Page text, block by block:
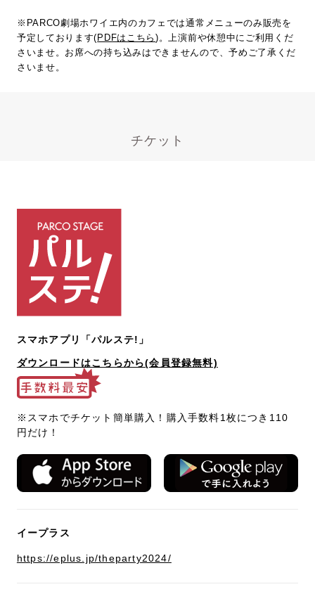
※PARCO劇場ホワイエ内のカフェでは通常メニューのみ販売を
予定しております( PDFはこちら)。上演前や休憩中にご利用くだ
さいませ。お席への持ち込みはできませんので、予めご了承くだ
さいませ。
チケット
スマホアプリ「パルステ!」
ダウンロードはこちらから(会員登録無料)
※スマホでチケット簡単購入！購入手数料1枚につき110
円だけ！
イープラス
https://eplus.jp/theparty2024/